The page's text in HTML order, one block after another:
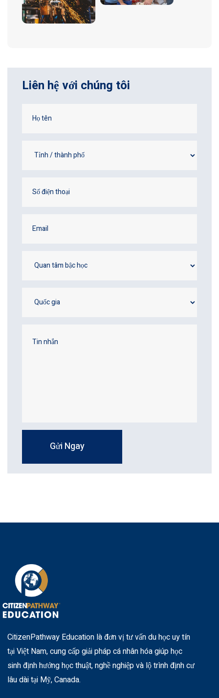
Liên hệ với chúng tôi
Gửi Ngay
CitizenPathway Education là đơn vị tư vấn du học uy tín
tại Việt Nam, cung cấp giải pháp cá nhân hóa giúp học
sinh định hướng học thuật, nghề nghiệp và lộ trình định cư
lâu dài tại Mỹ, Canada.